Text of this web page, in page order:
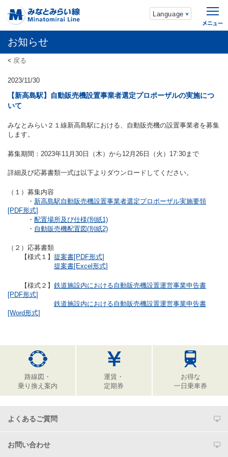
Language
お知らせ
戻る
2023/11/30
【新高島駅】自動販売機設置事業者選定プロポーザルの実施につ
いて
みなとみらい２１線新高島駅における、自動販売機の設置事業者を募集
します。
募集期間：2023年11月30日（木）から12月26日（火）17:30まで
詳細及び応募書類一式は以下よりダウンロードしてください。
（１）募集内容
・ 新高島駅自動販売機設置事業者選定プロポーザル実施要領
[PDF形式]
・ 配置場所及び仕様(別紙1)
・ 自動販売機配置図(別紙2)
（２）応募書類
【様式１】 提案書[PDF形式]
提案書[Excel形式]
【様式２】 鉄道施設内における自動販売機設置運営事業申告書
[PDF形式]
鉄道施設内における自動販売機設置運営事業申告書
[Word形式]
路線図・
乗り換え案内
運賃・
定期券
お得な
一日乗車券
よくあるご質問
お問い合わせ